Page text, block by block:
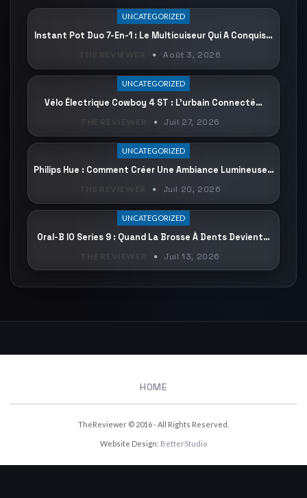
UNCATEGORIZED
Instant Pot Duo 7-En-1 : Le Multicuiseur Qui A Conquis…
Août 3, 2026
UNCATEGORIZED
Vélo Électrique Cowboy 4 ST : L’urbain Connecté…
Juil 27, 2026
UNCATEGORIZED
Philips Hue : Comment Créer Une Ambiance Lumineuse…
Juil 20, 2026
UNCATEGORIZED
Oral-B IO Series 9 : Quand La Brosse À Dents Devient…
THE REVIEWER Juil 13, 2026
HOME
TheReviewer © 2016 - All Rights Reserved.
Website Design: BetterStudio